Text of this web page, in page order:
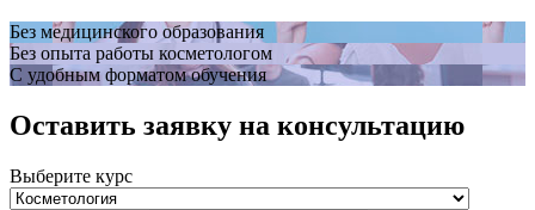
Без медицинского образования
Без опыта работы косметологом
С удобным форматом обучения
Оставить заявку на консультацию
Выберите курс